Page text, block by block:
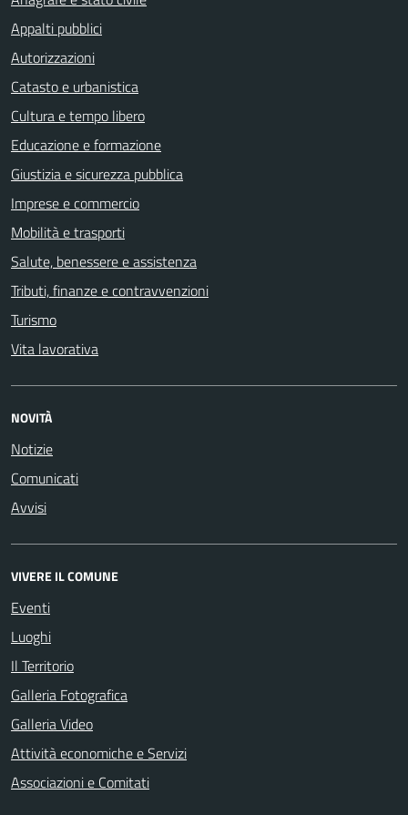
Appalti pubblici
Autorizzazioni
Catasto e urbanistica
Cultura e tempo libero
Educazione e formazione
Giustizia e sicurezza pubblica
Imprese e commercio
Mobilità e trasporti
Salute, benessere e assistenza
Tributi, finanze e contravvenzioni
Turismo
Vita lavorativa
NOVITÀ
Notizie
Comunicati
Avvisi
VIVERE IL COMUNE
Eventi
Luoghi
Il Territorio
Galleria Fotografica
Galleria Video
Attività economiche e Servizi
Associazioni e Comitati